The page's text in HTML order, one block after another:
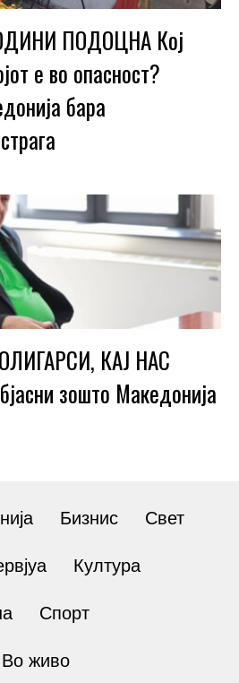
ПОДОЦНА Кој
е во опасност?
бара
КАЈ НАС
зошто Македонија
Бизнис Свет
Култура
Спорт
Во живо